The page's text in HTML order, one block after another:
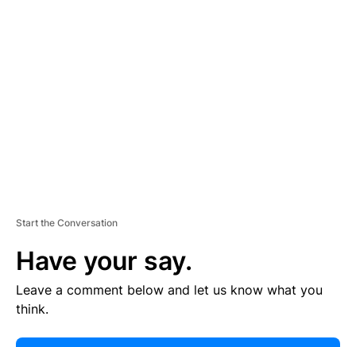
Start the Conversation
Have your say.
Leave a comment below and let us know what you
think.